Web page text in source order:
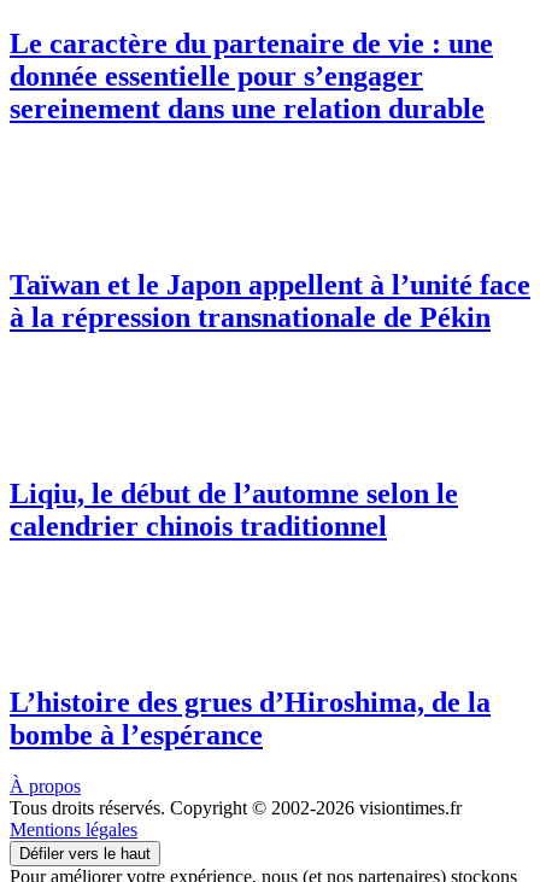
Le caractère du partenaire de vie : une
donnée essentielle pour s’engager
sereinement dans une relation durable
Taïwan et le Japon appellent à l’unité face
à la répression transnationale de Pékin
Liqiu, le début de l’automne selon le
calendrier chinois traditionnel
L’histoire des grues d’Hiroshima, de la
bombe à l’espérance
À propos
Tous droits réservés. Copyright © 2002-2026 visiontimes.fr
Mentions légales
Défiler vers le haut
Pour améliorer votre expérience, nous (et nos partenaires) stockons